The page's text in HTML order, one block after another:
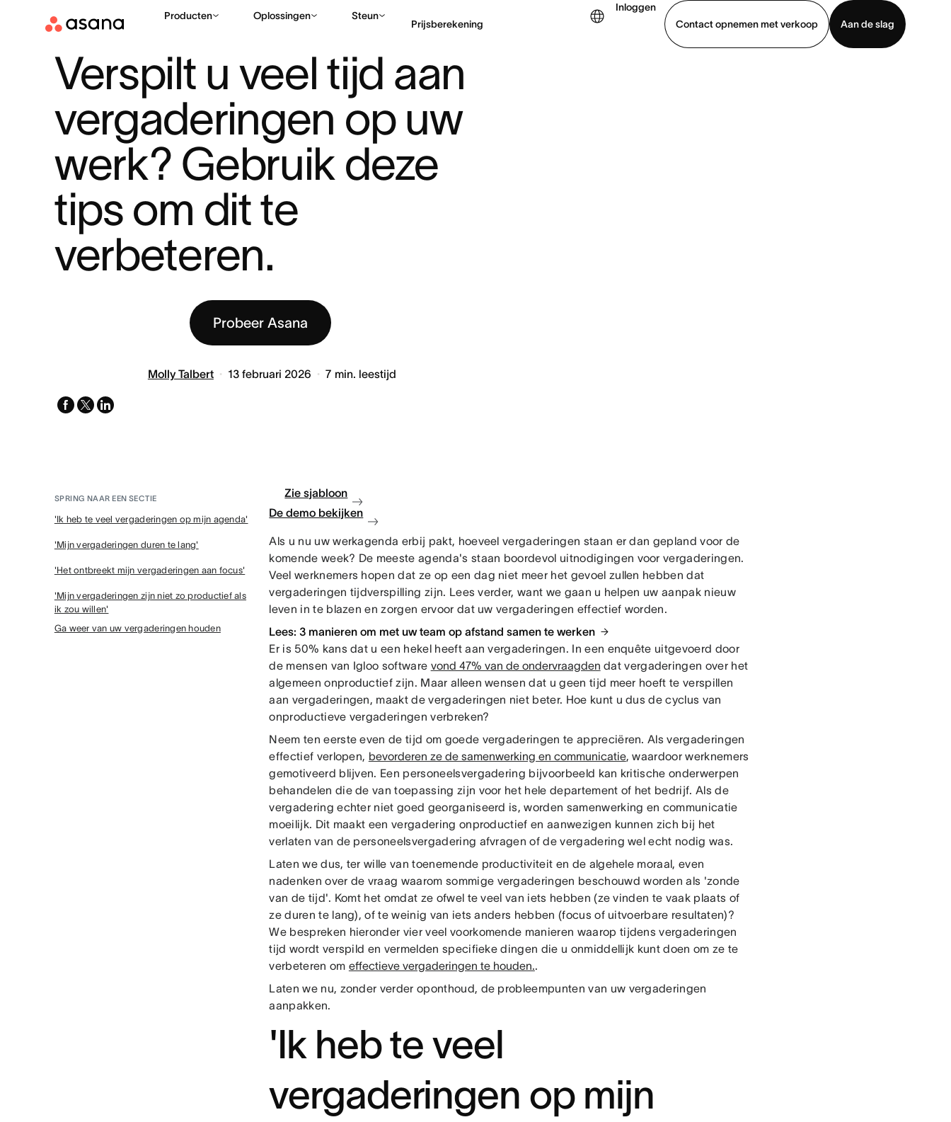
Producten Oplossingen Steun
Prijsberekening
Inloggen
Contact opnemen met verkoop
Aan de slag
Verspilt u veel tijd aan
vergaderingen op uw
werk? Gebruik deze
tips om dit te
verbeteren.
Probeer Asana
Molly Talbert 13 februari 2026 7 min. leestijd
facebook
x-
linkedin
SPRING NAAR EEN SECTIE
'Ik heb te veel vergaderingen op mijn agenda'
'Mijn vergaderingen duren te lang'
'Het ontbreekt mijn vergaderingen aan focus'
'Mijn vergaderingen zijn niet zo productief als
ik zou willen'
Ga weer van uw vergaderingen houden
Zie sjabloon
De demo bekijken
Als u nu uw werkagenda erbij pakt, hoeveel vergaderingen staan er dan gepland voor de
komende week? De meeste agenda's staan boordevol uitnodigingen voor vergaderingen.
Veel werknemers hopen dat ze op een dag niet meer het gevoel zullen hebben dat
vergaderingen tijdverspilling zijn. Lees verder, want we gaan u helpen uw aanpak nieuw
leven in te blazen en zorgen ervoor dat uw vergaderingen effectief worden.
Lees: 3 manieren om met uw team op afstand samen te werken
Er is 50% kans dat u een hekel heeft aan vergaderingen. In een enquête uitgevoerd door
de mensen van Igloo software vond 47% van de ondervraagden dat vergaderingen over het
algemeen onproductief zijn. Maar alleen wensen dat u geen tijd meer hoeft te verspillen
aan vergaderingen, maakt de vergaderingen niet beter. Hoe kunt u dus de cyclus van
onproductieve vergaderingen verbreken?
Neem ten eerste even de tijd om goede vergaderingen te appreciëren. Als vergaderingen
effectief verlopen, bevorderen ze de samenwerking en communicatie, waardoor werknemers
gemotiveerd blijven. Een personeelsvergadering bijvoorbeeld kan kritische onderwerpen
behandelen die de van toepassing zijn voor het hele departement of het bedrijf. Als de
vergadering echter niet goed georganiseerd is, worden samenwerking en communicatie
moeilijk. Dit maakt een vergadering onproductief en aanwezigen kunnen zich bij het
verlaten van de personeelsvergadering afvragen of de vergadering wel echt nodig was.
Laten we dus, ter wille van toenemende productiviteit en de algehele moraal, even
nadenken over de vraag waarom sommige vergaderingen beschouwd worden als 'zonde
van de tijd'. Komt het omdat ze ofwel te veel van iets hebben (ze vinden te vaak plaats of
ze duren te lang), of te weinig van iets anders hebben (focus of uitvoerbare resultaten)?
We bespreken hieronder vier veel voorkomende manieren waarop tijdens vergaderingen
tijd wordt verspild en vermelden specifieke dingen die u onmiddellijk kunt doen om ze te
verbeteren om effectieve vergaderingen te houden..
Laten we nu, zonder verder oponthoud, de probleempunten van uw vergaderingen
aanpakken.
'Ik heb te veel
vergaderingen op mijn